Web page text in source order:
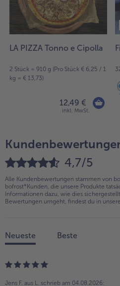
LA PIZZA Tonno e Cipolla
2 Stück = 910 g (Pro Stück € 6,25 / 1
kg = € 13,73)
12,49 €
inkl. MwSt.
4,7/5
Alle Kundenbewertungen stammen von
bofrost*Kunden, die unsere Produkte
Informationen dazu, wie dies
Bewertungen umgeht, findest du in
Neueste Beste
Jens F. aus L. schrieb am 04.08.2026: